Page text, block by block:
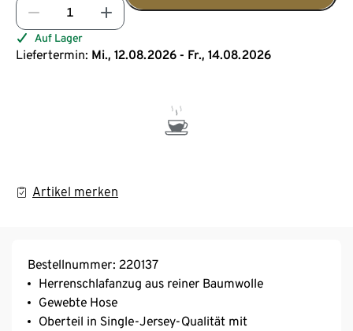
Auf Lager
Liefertermin: Mi., 12.08.2026 - Fr., 14.08.2026
Artikel merken
Bestellnummer: 220137
Herrenschlafanzug aus reiner Baumwolle
Gewebte Hose
Oberteil in Single-Jersey-Qualität mit